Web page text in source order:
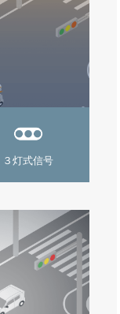
３灯式信号